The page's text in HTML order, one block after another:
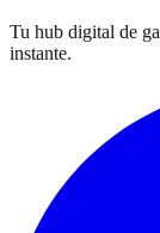
Tu hub digital de
instante.